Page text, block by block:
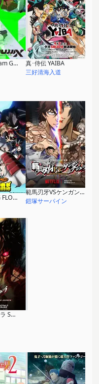
機動戦士Gundam GQuuuuuuX
真･侍伝 YAIBA
三好清海入道
SHAMAN KING FLOWERS
範馬刃牙VSケンガンアシュラ
鎧塚サーパイン
ケンガンアシュラ Season2 Part.2